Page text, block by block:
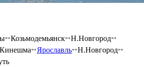
Козьмодемьянск
Н.Новгород
Кинешма Ярославль
Н.Новгород